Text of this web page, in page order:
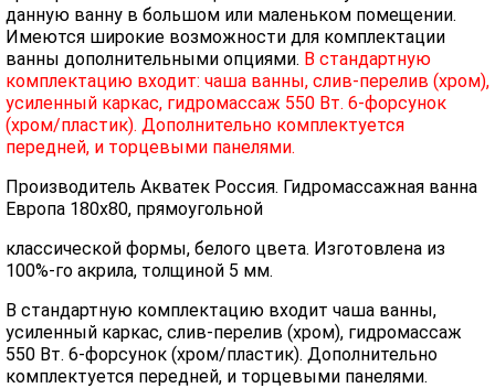
данную ванну в большом или маленьком помещении.
Имеются широкие возможности для комплектации
ванны дополнительными опциями. В стандартную
комплектацию входит: чаша ванны, слив-перелив (хром),
усиленный каркас, гидромассаж 550 Вт. 6-форсунок
(хром/пластик). Дополнительно комплектуется
передней, и торцевыми панелями.
Производитель Акватек Россия. Гидромассажная ванна
Европа 180х80, прямоугольной
классической формы, белого цвета. Изготовлена из
100%-го акрила, толщиной 5 мм.
В стандартную комплектацию входит чаша ванны,
усиленный каркас, слив-перелив (хром), гидромассаж
550 Вт. 6-форсунок (хром/пластик). Дополнительно
комплектуется передней, и торцевыми панелями.